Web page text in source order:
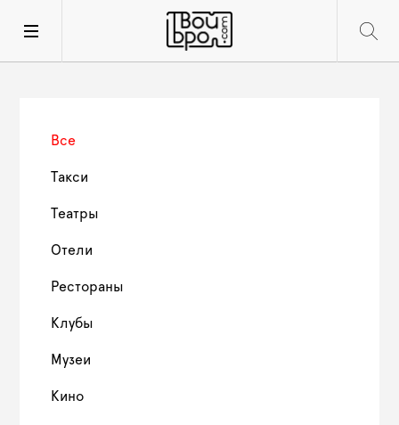
Все
Такси
Театры
Отели
Рестораны
Клубы
Музеи
Кино